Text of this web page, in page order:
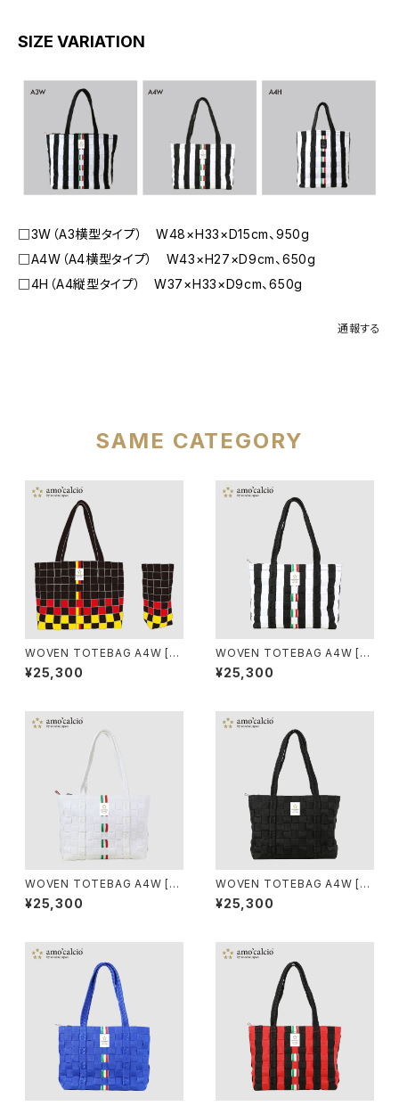
SIZE VARIATION
□3W（A3横型タイプ） W48×H33×D15cm、950g
□A4W（A4横型タイプ） W43×H27×D9cm、650g
□4H（A4縦型タイプ） W37×H33×D9cm、650g
通報する
SAME CATEGORY
WOVEN TOTEBAG A4W [G
ERMANIA]
¥25,300
WOVEN TOTEBAG A4W [BI
ANCONERO]
¥25,300
WOVEN TOTEBAG A4W [BI
ANCO]
¥25,300
WOVEN TOTEBAG A4W [N
ERO]
¥25,300